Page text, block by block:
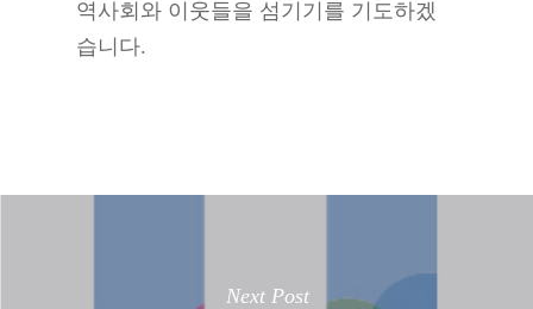
역사회와 이웃들을 섬기기를 기도하겠
습니다.
Next Post